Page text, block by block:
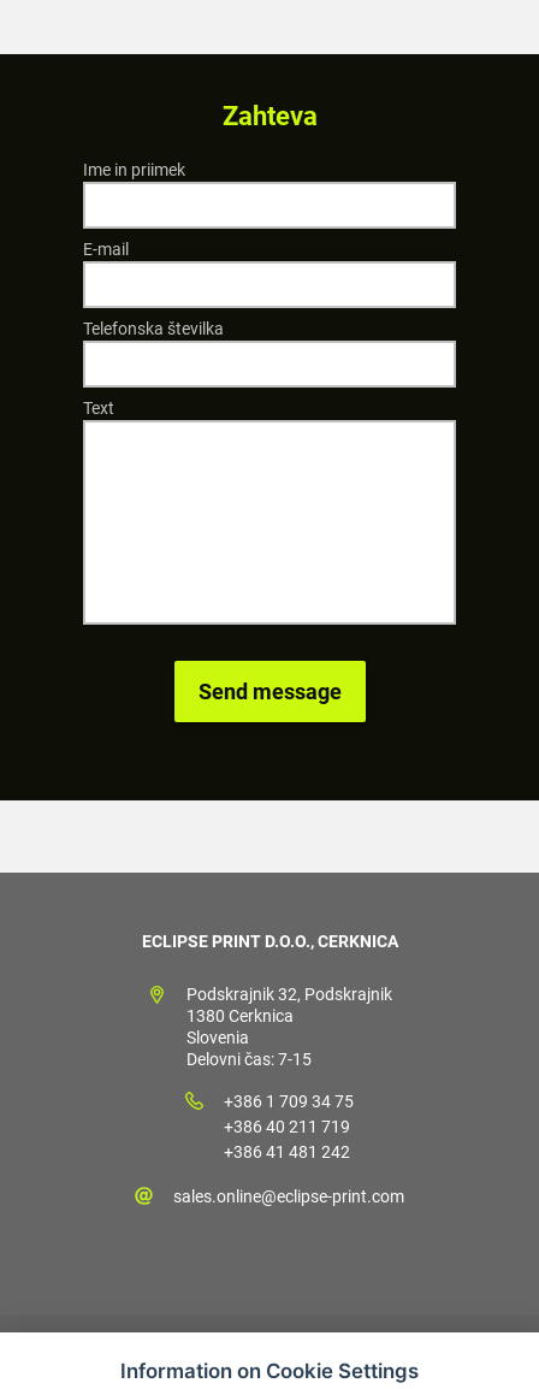
Zahteva
Ime in priimek
E-mail
Telefonska številka
Text
ECLIPSE PRINT D.O.O., CERKNICA
Podskrajnik 32, Podskrajnik
1380 Cerknica
Slovenia
Delovni čas: 7-15
+386 1 709 34 75
+386 40 211 719
+386 41 481 242
sales.online@eclipse-print.com
Information on Cookie Settings